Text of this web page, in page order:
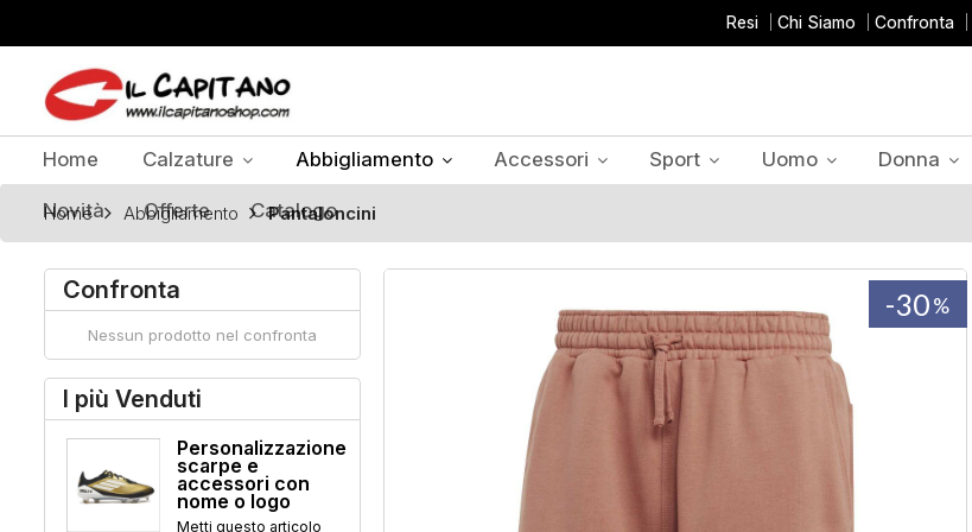
Resi Chi Siamo Confronta
Home Calzature Abbigliamento Accessori Sport Uomo Donna
Novità Offerte Catalogo
Home Abbigliamento Pantaloncini
-30%
Confronta
Nessun prodotto nel confronta
I più Venduti
Personalizzazione
scarpe e
accessori con
nome o logo
Metti questo articolo